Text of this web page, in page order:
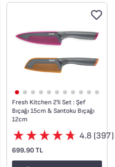
Fresh Kitchen 2'li Set : Şef
Bıçağı 15cm & Santoku Bıçağı
12cm
4.8 (397)
699.90 TL